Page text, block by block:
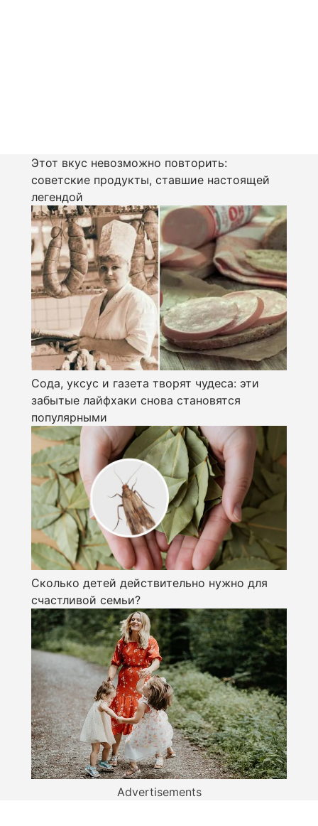
Этот вкус невозможно повторить:
советские продукты, ставшие настоящей
легендой
Сода, уксус и газета творят чудеса: эти
забытые лайфхаки снова становятся
популярными
Сколько детей действительно нужно для
счастливой семьи?
Advertisements